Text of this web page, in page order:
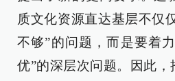
质文化资源直达基层不仅
不够”的问题，而是要着
优”的深层次问题。因此